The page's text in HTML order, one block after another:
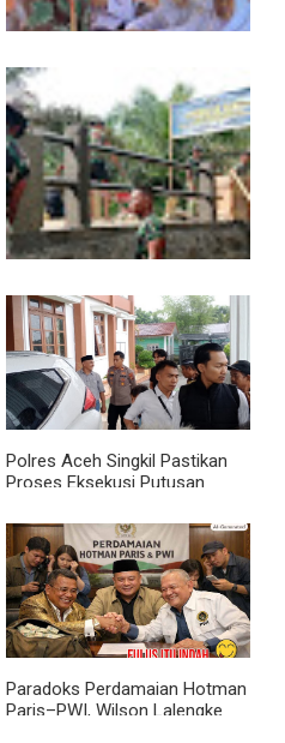
Babinsa Tanamkan Nilai
Pancasila dan Cinta Tanah Air
kepada Siswa SMP
Kodim 0118 Kebut Tahap Akhir
Jembatan Garuda, Pengecoran
Kepala Jembatan Terus
Berjalan
Polres Aceh Singkil Pastikan
Proses Eksekusi Putusan
Paradoks Perdamaian Hotman
Paris–PWI, Wilson Lalengke